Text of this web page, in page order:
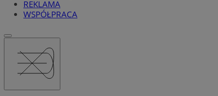
REKLAMA
WSPÓŁPRACA